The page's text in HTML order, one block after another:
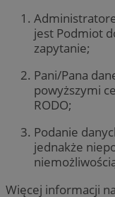
jest Podmiot
zapytanie;
Pani/Pana
powyższymi
RODO;
Podanie
jednakże
Więcej informacji